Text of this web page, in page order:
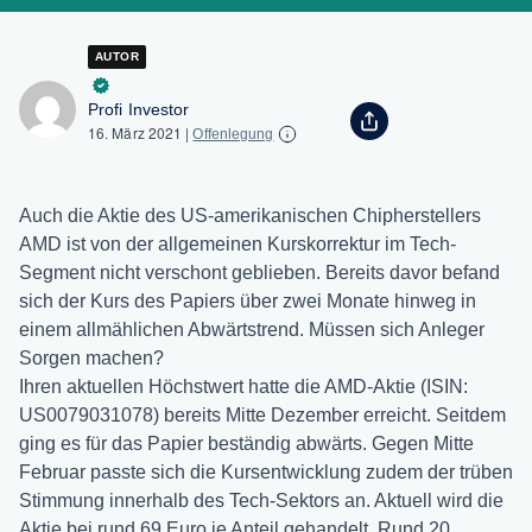
AUTOR
Profi Investor
16. März 2021 |Offenlegung
Auch die Aktie des US-amerikanischen Chipherstellers
AMD ist von der allgemeinen Kurskorrektur im Tech-
Segment nicht verschont geblieben. Bereits davor befand
sich der Kurs des Papiers über zwei Monate hinweg in
einem allmählichen Abwärtstrend. Müssen sich Anleger
Sorgen machen?
Ihren aktuellen Höchstwert hatte die AMD-Aktie (ISIN:
US0079031078) bereits Mitte Dezember erreicht. Seitdem
ging es für das Papier beständig abwärts. Gegen Mitte
Februar passte sich die Kursentwicklung zudem der trüben
Stimmung innerhalb des Tech-Sektors an. Aktuell wird die